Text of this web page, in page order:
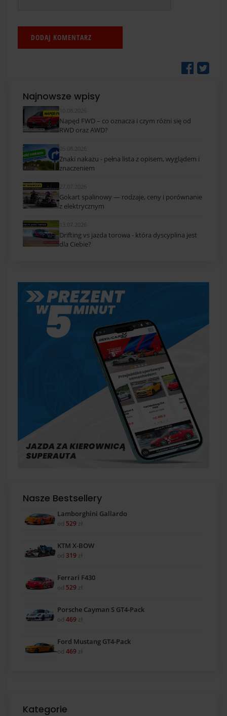
Najnowsze wpisy
10.08.2026
Napęd FWD – co oznacza i czym różni się od
RWD oraz AWD?
05.08.2026
Znaki nakazu - pełna lista z opisem, wyglądem i
znaczeniem
27.07.2026
Gokart spalinowy — rodzaje, ceny i porównanie
z elektrycznym
13.07.2026
Drifting vs jazda torowa - która dyscyplina jest
dla Ciebie?
Nasze Bestsellery
Lamborghini Gallardo
od 529 zł
KTM X-BOW
od 319 zł
Ferrari F430
od 529 zł
Porsche Cayman S GT4-Pack
od 469 zł
Ford Mustang GT4-Pack
od 469 zł
Kategorie